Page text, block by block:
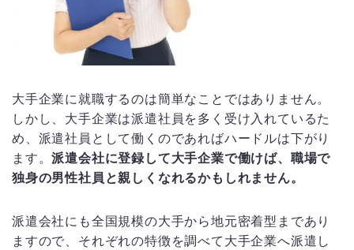
大手企業に就職するのは簡単なことではありません。
しかし、大手企業は派遣社員を多く受け入れているた
め、派遣社員として働くのであればハードルは下がり
ます。派遣会社に登録して大手企業で働けば、職場で
独身の男性社員と親しくなれるかもしれません。
派遣会社にも全国規模の大手から地元密着型まであり
ますので、それぞれの特徴を調べて大手企業へ派遣し